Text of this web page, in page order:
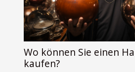
Wo können Sie einen
kaufen?